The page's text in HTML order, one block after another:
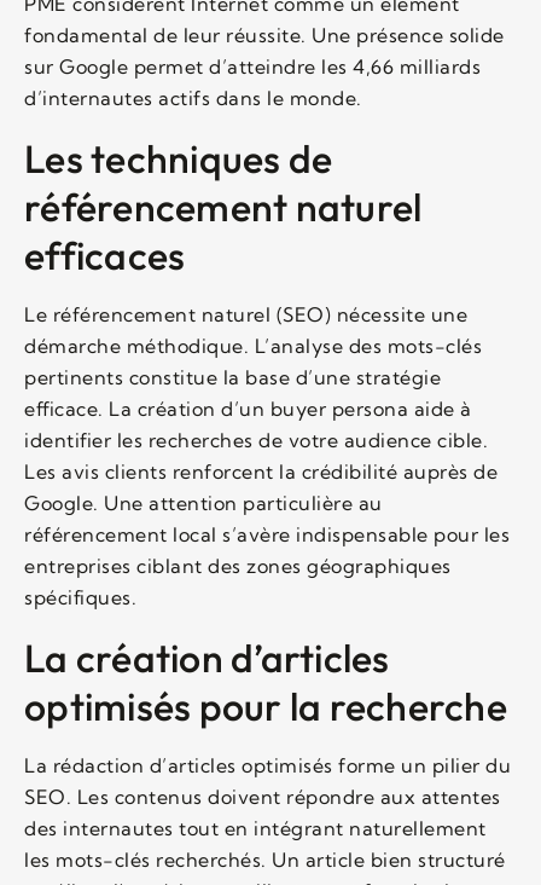
fondamental de leur réussite. Une présence solide
sur Google permet d’atteindre les 4,66 milliards
d’internautes actifs dans le monde.
Les techniques de
référencement naturel
efficaces
Le référencement naturel (SEO) nécessite une
démarche méthodique. L’analyse des mots-clés
pertinents constitue la base d’une stratégie
efficace. La création d’un buyer persona aide à
identifier les recherches de votre audience cible.
Les avis clients renforcent la crédibilité auprès de
Google. Une attention particulière au
référencement local s’avère indispensable pour les
entreprises ciblant des zones géographiques
spécifiques.
La création d’articles
optimisés pour la recherche
La rédaction d’articles optimisés forme un pilier du
SEO. Les contenus doivent répondre aux attentes
des internautes tout en intégrant naturellement
les mots-clés recherchés. Un article bien structuré